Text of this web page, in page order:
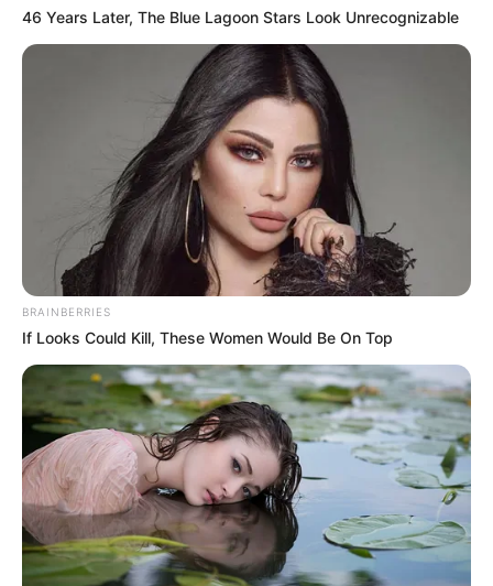
46 Years Later, The Blue Lagoon Stars Look Unrecognizable
BRAINBERRIES
If Looks Could Kill, These Women Would Be On Top